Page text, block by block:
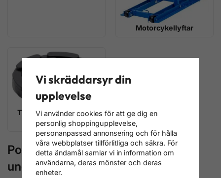
Motorcykellyftar
Tillbehör för Billyftar &
Domkrafter
Populära produkter i
underkategorierna
Vi skräddarsyr din
upplevelse
Vi använder cookies för att ge dig en
personlig shoppingupplevelse,
personanpassad annonsering och för hålla
våra webbplatser tillförlitliga och säkra. För
detta ändamål samlar vi in information om
användarna, deras mönster och deras
enheter.